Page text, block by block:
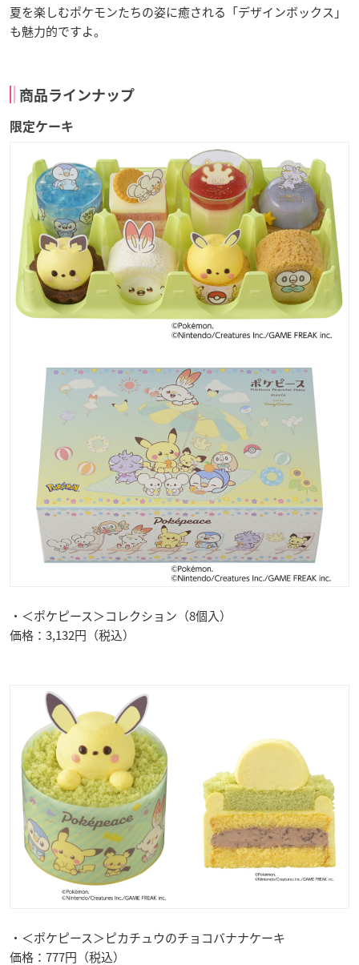
夏を楽しむポケモンたちの姿に癒される「デザインボックス」
も魅力的ですよ。
商品ラインナップ
限定ケーキ
・＜ポケピース＞コレクション（8個入）
価格：3,132円（税込）
・＜ポケピース＞ピカチュウのチョコバナナケーキ
価格：777円（税込）